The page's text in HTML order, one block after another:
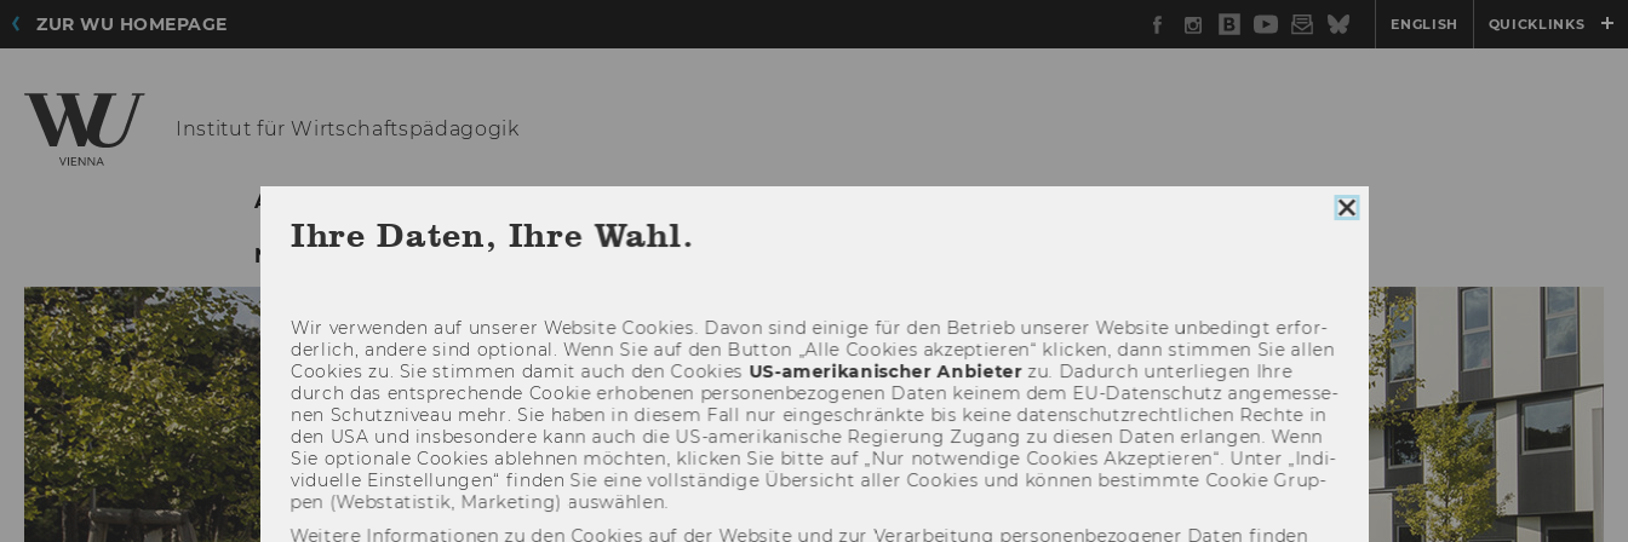
ZUR WU HOMEPAGE Facebook
Instagram
WU
Blog
YouTube
Newsletter
BlueskyENGLISH QUICKLINKS
Institut für Wirtschaftspädagogik
AKTUELLES
NETZWERKEN VERANSTALTUNGEN
Cookie
Ihre Daten, Ihre Wahl.
Wir ver­wen­den auf un­se­rer Web­site Coo­kies. Davon sind ei­ni­ge für den Be­trieb un­se­rer Web­site un­be­dingt er­for­
der­lich, an­de­re sind op­tio­nal. Wenn Sie auf den But­ton „Alle Coo­kies ak­zep­tie­ren“ kli­cken, dann stim­men Sie allen
Coo­kies zu. Sie stim­men damit auch den Coo­kies US-​amerikanischer An­bie­terzu. Da­durch un­ter­lie­gen Ihre
durch das ent­spre­chen­de Coo­kie er­ho­be­nen per­so­nen­be­zo­ge­nen Daten kei­nem dem EU-​Datenschutz an­ge­mes­se­
nen Schutz­ni­veau mehr. Sie haben in die­sem Fall nur ein­ge­schränk­te bis keine da­ten­schutz­recht­li­chen Rech­te in
den USA und ins­be­son­de­re kann auch die US-​amerikanische Re­gie­rung Zu­gang zu die­sen Daten er­lan­gen. Wenn
Sie op­tio­na­le Coo­kies ab­leh­nen möch­ten, kli­cken Sie bitte auf „Nur not­wen­di­ge Coo­kies Ak­zep­tie­ren“. Unter „In­di­
vi­du­el­le Ein­stel­lun­gen“ fin­den Sie eine voll­stän­di­ge Über­sicht aller Coo­kies und kön­nen be­stimm­te Coo­kie Grup­
pen (Web­sta­tis­tik, Mar­ke­ting) aus­wäh­len.
Weitere Informationen zu den Cookies auf der Website und zur Verarbeitung personenbezogener Daten finden